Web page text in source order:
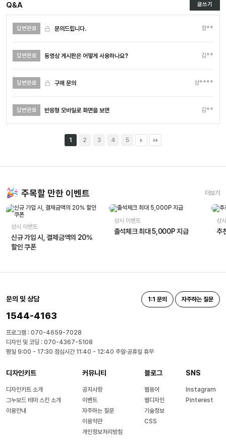
Q&A 글쓰기
답변완료 문의드립니다. 정**
답변완료 동영상 게시판은 어떻게 사용하나요? 김**
답변완료 구매 문의 상****
답변완료 반응형 모바일로 화면을 보면 김**
1 2 3 4 5
주목할 만한 이벤트 더보기
상시 이벤트
신규 가입 시, 결제금액의 20%
할인 쿠폰
상시 이벤트
출석체크 최대 5,000P 지급
상
추
문의 및 상담
1544-4163
프로그램 : 070-4659-7028
디자인 및 코딩 : 070-4367-5108
평일 9:00 - 17:30 점심시간 11:40 - 12:40 주말·공휴일 휴무
디자인키트
디자인키트 소개
그누보드 테마 스킨 소개
이용안내
커뮤니티
공지사항
이벤트
자주하는 질문
이용약관
개인정보처리방침
블로그
웹용어
웹디자인
기술정보
CSS
SNS
Instagram
Pinterest
1:1 문의 자주하는 질문